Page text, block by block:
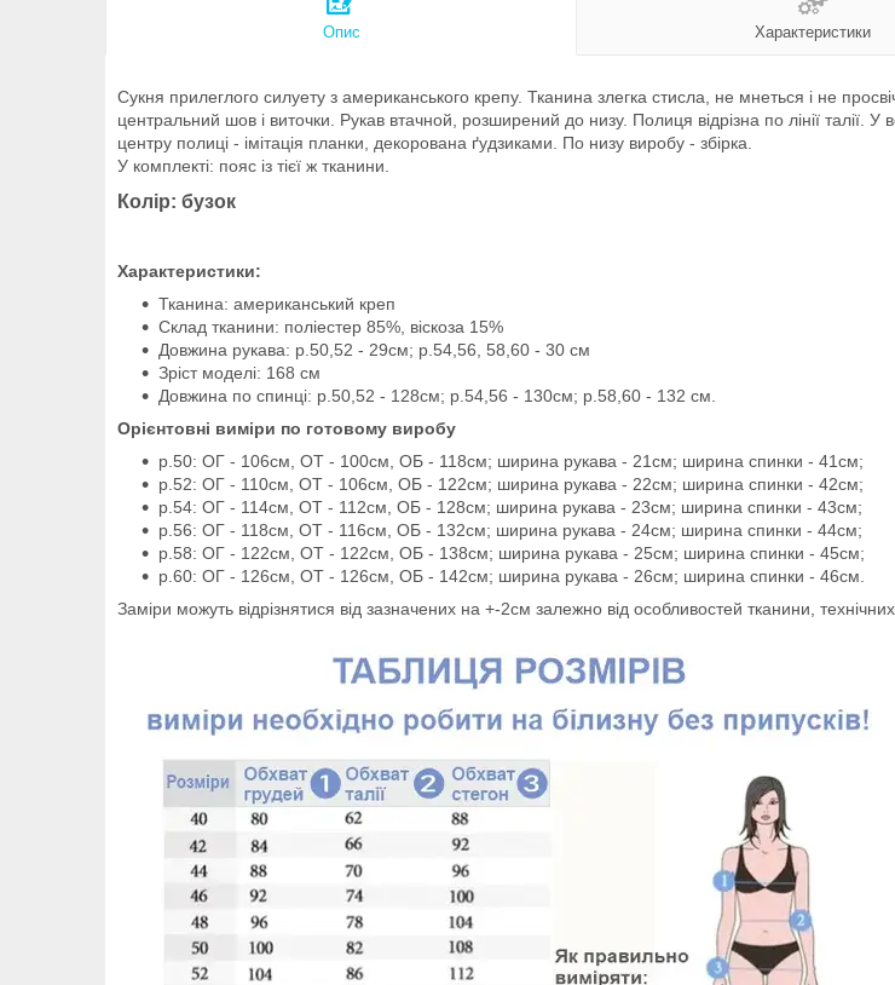
Опис Характеристики
Сукня прилеглого силуету з американського крепу. Тканина злегка стисла, не мнеться і не
центральний шов і виточки. Рукав втачной, розширений до низу. Полиця відрізна по лінії талії.
центру полиці - імітація планки, декорована ґудзиками. По низу виробу - збірка.
У комплекті: пояс із тієї ж тканини.
Колір: бузок
Характеристики:
Тканина: американський креп
Склад тканини: поліестер 85%, віскоза 15%
Довжина рукава: р.50,52 - 29см; р.54,56, 58,60 - 30 см
Зріст моделі: 168 см
Довжина по спинці: р.50,52 - 128см; р.54,56 - 130см; р.58,60 - 132 см.
Орієнтовні виміри по готовому виробу
р.50: ОГ - 106см, ОТ - 100см, ОБ - 118см; ширина рукава - 21см; ширина спинки - 41см;
р.52: ОГ - 110см, ОТ - 106см, ОБ - 122см; ширина рукава - 22см; ширина спинки - 42см;
р.54: ОГ - 114см, ОТ - 112см, ОБ - 128см; ширина рукава - 23см; ширина спинки - 43см;
р.56: ОГ - 118см, ОТ - 116см, ОБ - 132см; ширина рукава - 24см; ширина спинки - 44см;
р.58: ОГ - 122см, ОТ - 122см, ОБ - 138см; ширина рукава - 25см; ширина спинки - 45см;
р.60: ОГ - 126см, ОТ - 126см, ОБ - 142см; ширина рукава - 26см; ширина спинки - 46см.
Заміри можуть відрізнятися від зазначених на +-2см залежно від особливостей тканини,